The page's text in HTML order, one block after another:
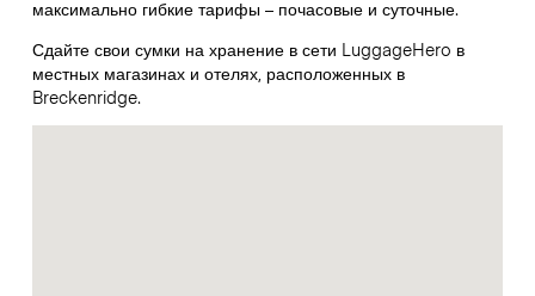
максимально гибкие тарифы – почасовые и суточные.
Сдайте свои сумки на хранение в сети LuggageHero в
местных магазинах и отелях, расположенных в
Breckenridge.